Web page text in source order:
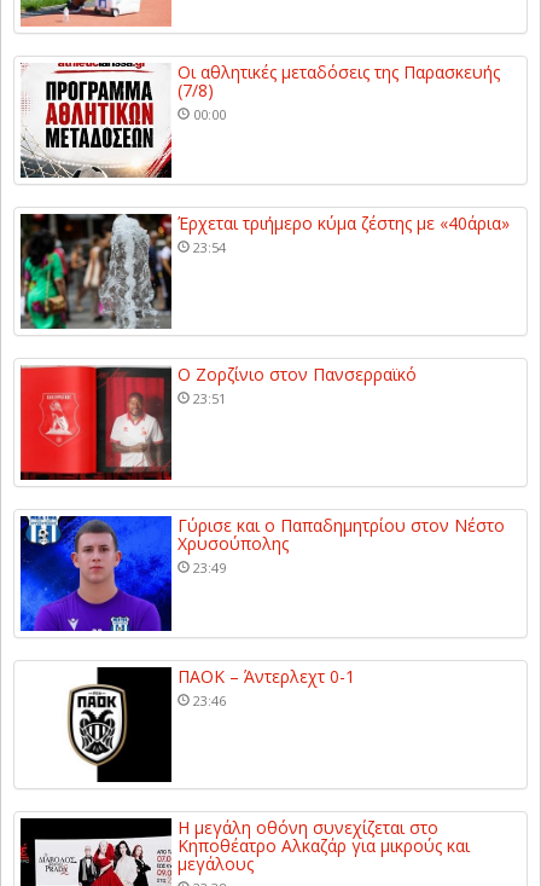
Οι αθλητικές μεταδόσεις της Παρασκευής
(7/8)
00:00
Έρχεται τριήμερο κύμα ζέστης με «40άρια»
23:54
Ο Ζορζίνιο στον Πανσερραϊκό
23:51
Γύρισε και ο Παπαδημητρίου στον Νέστο
Χρυσούπολης
23:49
ΠΑΟΚ – Άντερλεχτ 0-1
23:46
Η μεγάλη οθόνη συνεχίζεται στο
Κηποθέατρο Αλκαζάρ για μικρούς και
μεγάλους